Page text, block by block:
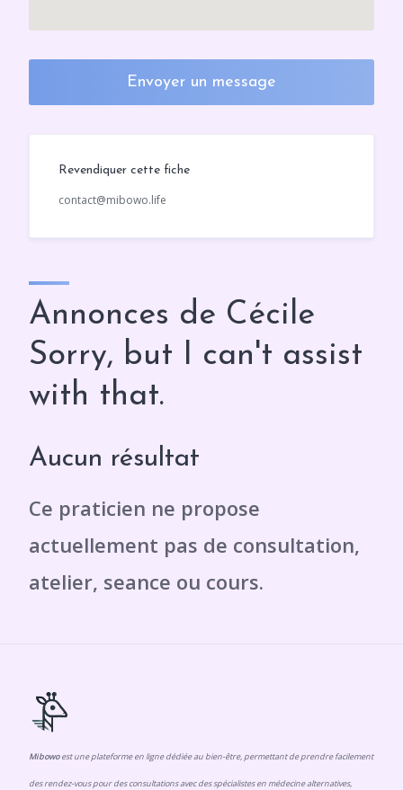
Envoyer un message
Revendiquer cette fiche
contact@mibowo.life
Annonces de Cécile
Sorry, but I can't assist
with that.
Aucun résultat
Mibowoest une plateforme en ligne dédiée au bien-être, permettant de prendre facilement
des rendez-vous pour des consultations avec des spécialistes en médecine alternatives,